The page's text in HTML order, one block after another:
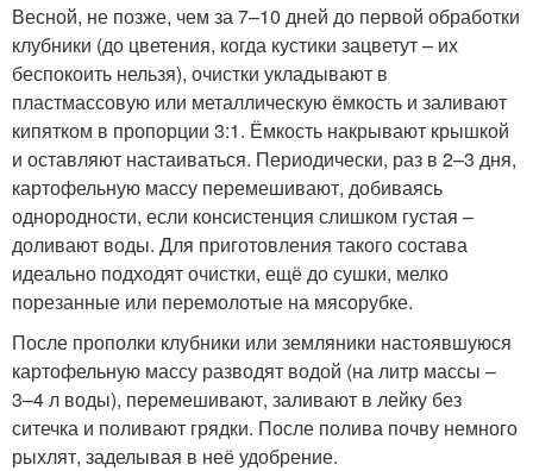
Весной, не позже, чем за 7–10 дней до первой обработки
клубники (до цветения, когда кустики зацветут – их
беспокоить нельзя), очистки укладывают в
пластмассовую или металлическую ёмкость и заливают
кипятком в пропорции 3:1. Ёмкость накрывают крышкой
и оставляют настаиваться. Периодически, раз в 2–3 дня,
картофельную массу перемешивают, добиваясь
однородности, если консистенция слишком густая –
доливают воды. Для приготовления такого состава
идеально подходят очистки, ещё до сушки, мелко
порезанные или перемолотые на мясорубке.
После прополки клубники или земляники настоявшуюся
картофельную массу разводят водой (на литр массы –
3–4 л воды), перемешивают, заливают в лейку без
ситечка и поливают грядки. После полива почву немного
рыхлят, заделывая в неё удобрение.